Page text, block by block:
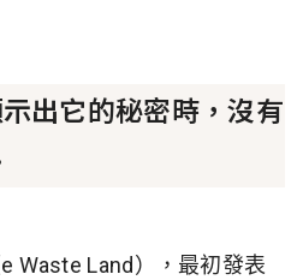
出它的秘密時，沒有
Waste Land），最初發表